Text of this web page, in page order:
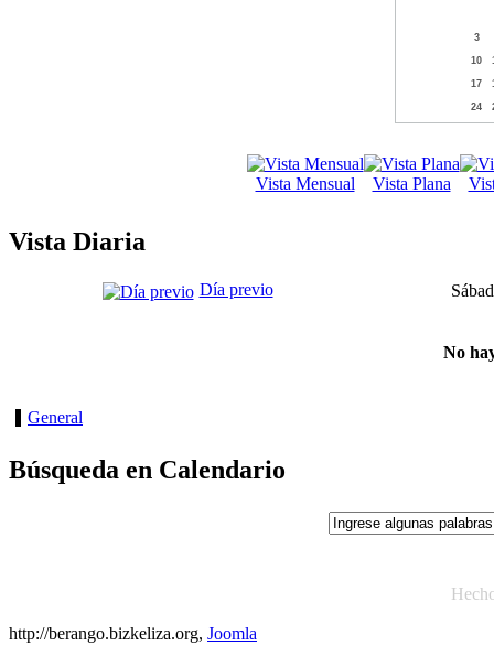
3
10
17
24
Vista Mensual Vista Plana
Vista Diaria
Día previo
No
General
Búsqueda en Calendario
http://berango.bizkeliza.org, Joomla